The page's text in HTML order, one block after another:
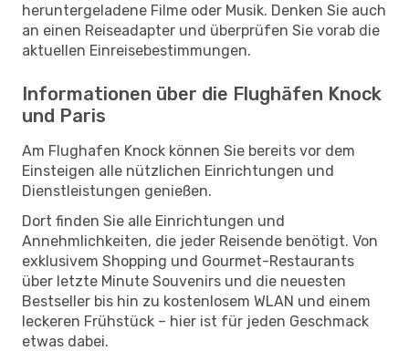
heruntergeladene Filme oder Musik. Denken Sie auch
an einen Reiseadapter und überprüfen Sie vorab die
aktuellen Einreisebestimmungen.
Informationen über die Flughäfen Knock
und Paris
Am Flughafen Knock können Sie bereits vor dem
Einsteigen alle nützlichen Einrichtungen und
Dienstleistungen genießen.
Dort finden Sie alle Einrichtungen und
Annehmlichkeiten, die jeder Reisende benötigt. Von
exklusivem Shopping und Gourmet-Restaurants
über letzte Minute Souvenirs und die neuesten
Bestseller bis hin zu kostenlosem WLAN und einem
leckeren Frühstück – hier ist für jeden Geschmack
etwas dabei.